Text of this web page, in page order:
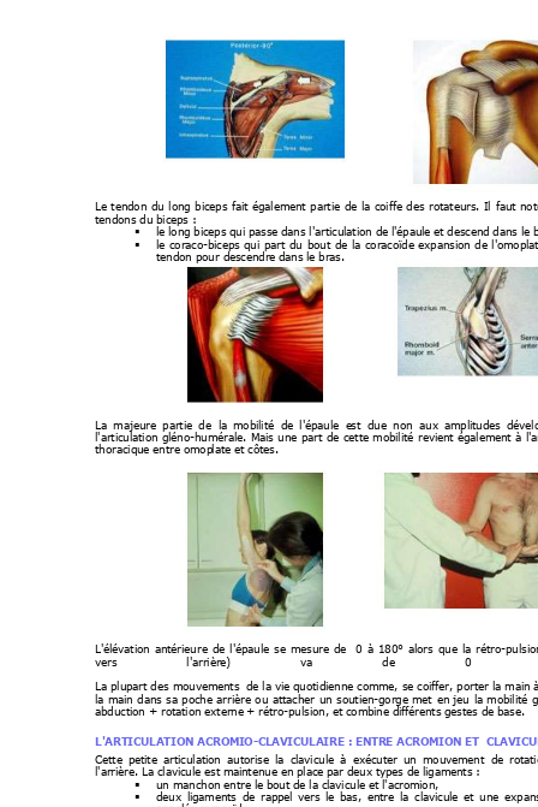
Le tendon du long biceps fait également partie de la coiffe des rotateurs. Il faut
tendons du biceps :
 le long biceps qui passe dans l'articulation de l'épaule et descend dans le
 le coraco-biceps qui part du bout de la coracoïde expansion de
tendon pour descendre dans le bras.
La majeure partie de  la mobilité de l'épaule  est due non  aux amplitudes
l'articulation gléno-humérale. Mais une part de cette mobilité revient également à
thoracique entre omoplate et côtes.
L'élévation antérieure de l'épaule se mesure de 0 à 180° alors que la rétro-
vers
l'arrière) va de 0
La plupart des mouvements de la vie quotidienne comme, se coiffer, porter la main
la main dans sa poche arrière ou attacher un soutien-gorge met en jeu la mobilité
abduction + rotation externe + rétro-pulsion, et combine différents gestes de base.
L'ARTICULATION ACROM IO-CLAVICULAIRE : ENT RE ACROMION ET  C
Cette petite articulation autorise la clavicule à exécuter un mouvement de
l'arrière. La clavicule est maintenue en place par deux types de ligaments :
 un manchon entre le bout de la clavicule et l'acromion,
 deux ligaments de rappel vers le bas, entre la clavicule et une